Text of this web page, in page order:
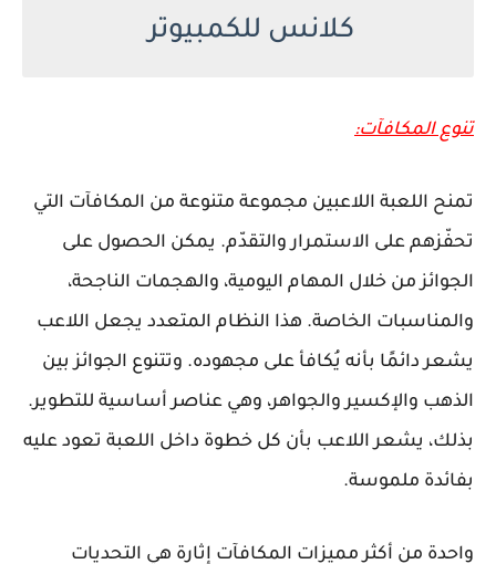
كلانس للكمبيوتر
تنوع المكافآت:
تمنح اللعبة اللاعبين مجموعة متنوعة من المكافآت التي
تحفّزهم على الاستمرار والتقدّم. يمكن الحصول على
الجوائز من خلال المهام اليومية، والهجمات الناجحة،
والمناسبات الخاصة. هذا النظام المتعدد يجعل اللاعب
يشعر دائمًا بأنه يُكافأ على مجهوده. وتتنوع الجوائز بين
الذهب والإكسير والجواهر، وهي عناصر أساسية للتطوير.
بذلك، يشعر اللاعب بأن كل خطوة داخل اللعبة تعود عليه
بفائدة ملموسة.
واحدة من أكثر مميزات المكافآت إثارة هي التحديات